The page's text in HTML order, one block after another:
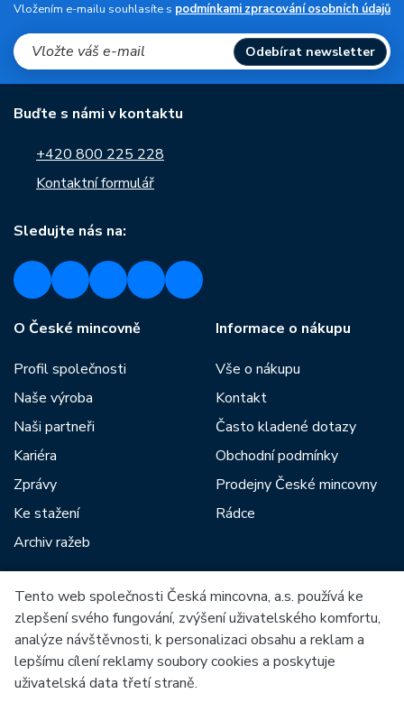
Vložením e-mailu souhlasíte s podmínkami zpracování osobních údajů
Odebírat newsletter
Buďte s námi v kontaktu
+420 800 225 228
Kontaktní formulář
Sledujte nás na:
O České mincovně
Profil společnosti
Naše výroba
Naši partneři
Kariéra
Zprávy
Ke stažení
Archiv ražeb
Informace o nákupu
Vše o nákupu
Kontakt
Často kladené dotazy
Obchodní podmínky
Prodejny České mincovny
Rádce
Mezi naše partnery patří:
Tento web společnosti Česká mincovna, a.s. používá ke
zlepšení svého fungování, zvýšení uživatelského komfortu,
analýze návštěvnosti, k personalizaci obsahu a reklam a
lepšímu cílení reklamy soubory cookies a poskytuje
uživatelská data třetí straně.